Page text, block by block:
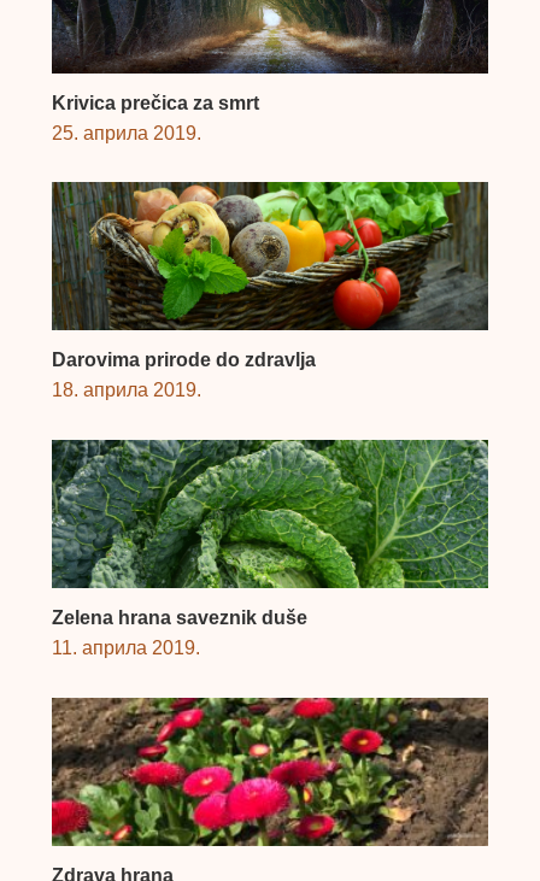
Krivica prečica za smrt
25. априла 2019.
Darovima prirode do zdravlja
18. априла 2019.
Zelena hrana saveznik duše
11. априла 2019.
Zdrava hrana